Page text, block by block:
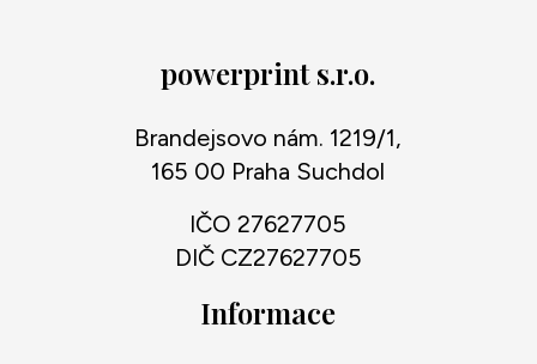
powerprint s.r.o.
Brandejsovo nám. 1219/1,
165 00 Praha Suchdol
IČO 27627705
DIČ CZ27627705
Informace